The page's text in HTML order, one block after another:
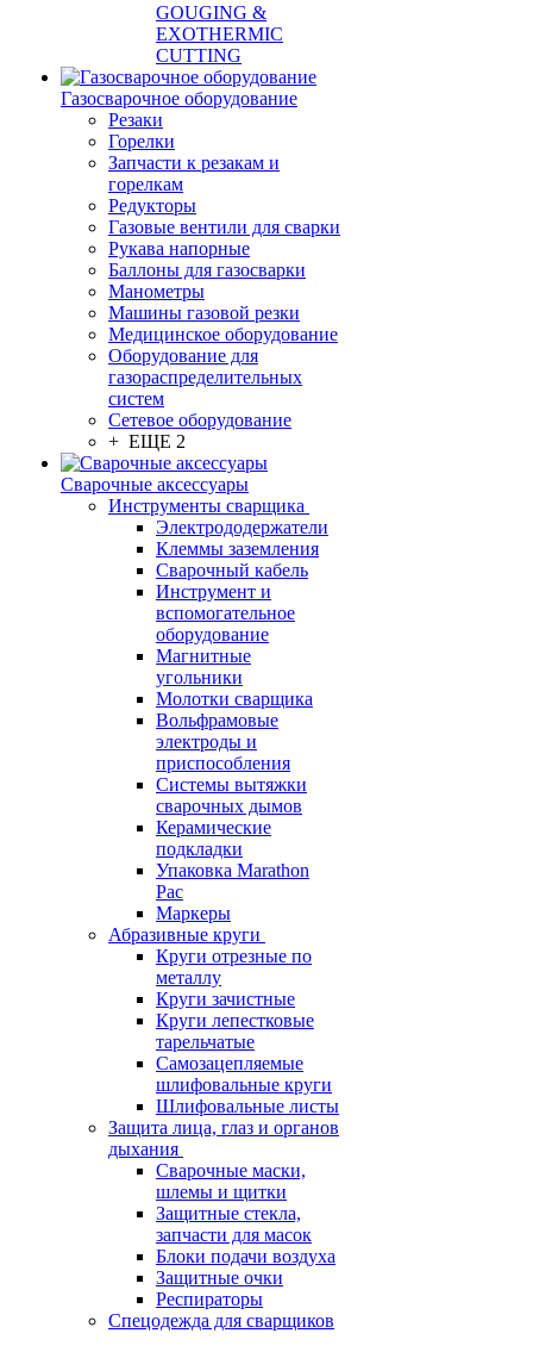
GOUGING &
EXOTHERMIC
CUTTING
Газосварочное оборудование
Резаки
Горелки
Запчасти к резакам и
горелкам
Редукторы
Газовые вентили для сварки
Рукава напорные
Баллоны для газосварки
Манометры
Машины газовой резки
Медицинское оборудование
Оборудование для
газораспределительных
систем
Сетевое оборудование
+ ЕЩЕ 2
Сварочные аксессуары
Инструменты сварщика
Электрододержатели
Клеммы заземления
Сварочный кабель
Инструмент и
вспомогательное
оборудование
Магнитные
угольники
Молотки сварщика
Вольфрамовые
электроды и
приспособления
Системы вытяжки
сварочных дымов
Керамические
подкладки
Упаковка Marathon
Pac
Маркеры
Абразивные круги
Круги отрезные по
металлу
Круги зачистные
Круги лепестковые
тарельчатые
Самозацепляемые
шлифовальные круги
Шлифовальные листы
Защита лица, глаз и органов
дыхания
Сварочные маски,
шлемы и щитки
Защитные стекла,
запчасти для масок
Блоки подачи воздуха
Защитные очки
Респираторы
Спецодежда для сварщиков